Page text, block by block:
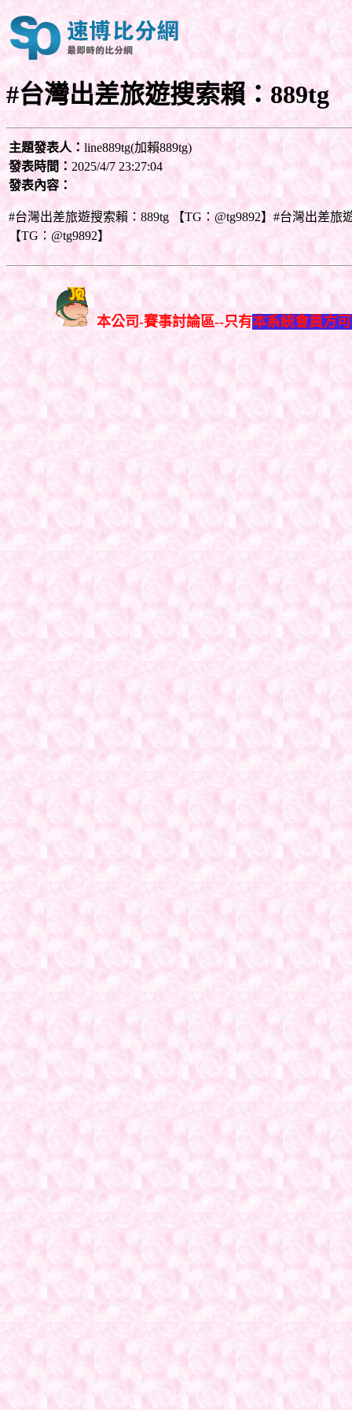
#台灣出差旅遊搜索賴：889tg
主題發表人： line889tg(加賴889tg)
發表時間： 2025/4/7 23:27:04
發表內容：
#台灣出差旅遊搜索賴：889tg 【TG：@tg9892】#台灣出差旅
【TG：@tg9892】
本公司-賽事討論區--只有本系統會員方